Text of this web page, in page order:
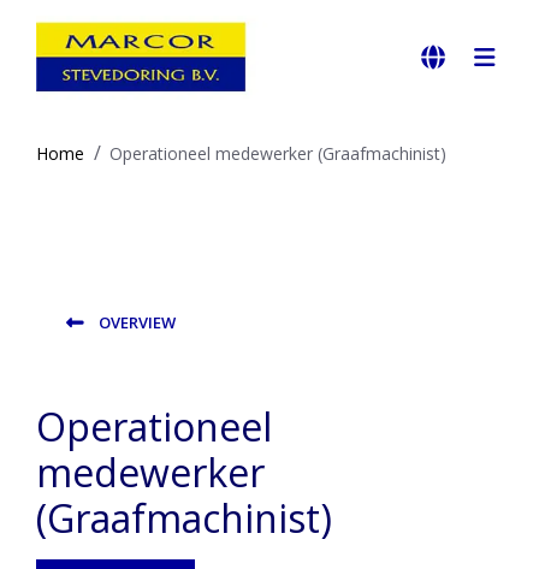
Home Operationeel medewerker (Graafmachinist)
OVERVIEW
Operationeel
medewerker
(Graafmachinist)